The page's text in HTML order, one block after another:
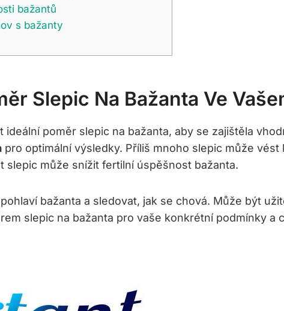
bažantů
s bažanty
Slepic Na Bažanta Ve
poměr slepic na bažanta, aby se zajištěla
pro optimální výsledky. Příliš mnoho slepic může
slepic může snížit fertilní úspěšnost bažanta.
bažanta a sledovat, jak se chová. Může být
slepic na bažanta pro vaše konkrétní podmínky